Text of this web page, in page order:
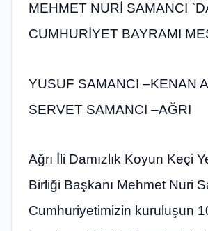
MEHMET NURİ SAMANCI
CUMHURİYET BAYRAMI
YUSUF SAMANCI –KENAN
SERVET SAMANCI –AĞRI
Ağrı İli Damızlık Koyun Keçi
Birliği Başkanı Mehmet Nuri
Cumhuriyetimizin kuruluşun